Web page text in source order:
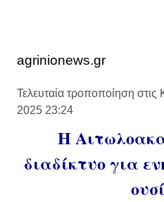
agrinionews.gr
Τελευταία τροποποίηση
2025 23:24
Η
διαδίκτυο για